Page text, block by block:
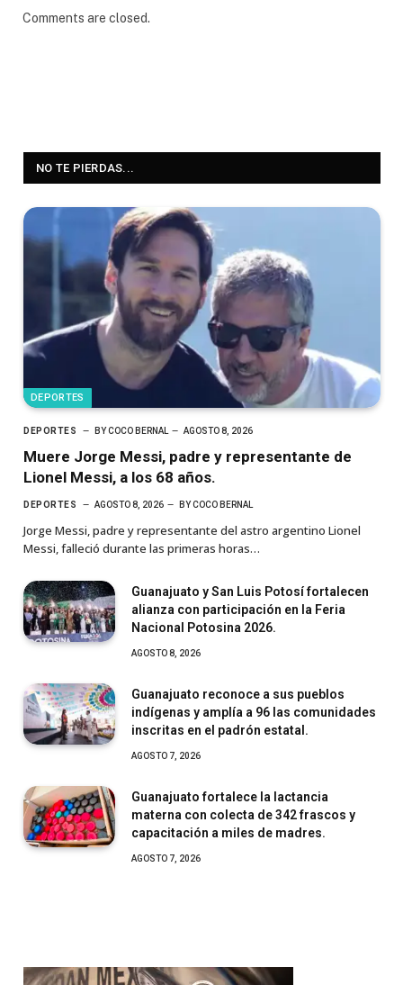
Comments are closed.
NO TE PIERDAS...
DEPORTES
DEPORTES BYCOCO BERNAL AGOSTO 8, 2026
Muere Jorge Messi, padre y representante de
Lionel Messi, a los 68 años.
DEPORTES AGOSTO 8, 2026 BYCOCO BERNAL
Jorge Messi, padre y representante del astro argentino Lionel
Messi, falleció durante las primeras horas…
Guanajuato y San Luis Potosí fortalecen
alianza con participación en la Feria
Nacional Potosina 2026.
AGOSTO 8, 2026
Guanajuato reconoce a sus pueblos
indígenas y amplía a 96 las comunidades
inscritas en el padrón estatal.
AGOSTO 7, 2026
Guanajuato fortalece la lactancia
materna con colecta de 342 frascos y
capacitación a miles de madres.
AGOSTO 7, 2026